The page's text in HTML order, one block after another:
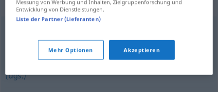
Synonyme für "verleumden"
schlechtmachen,miesmachen (ugs.),heruntermachen
(ugs.)
Messung von Werbung und Inhalten, Zielgruppenforschung und
Entwicklung von Dienstleistungen.
Liste der Partner (Lieferanten)
Mehr Optionen Akzeptieren